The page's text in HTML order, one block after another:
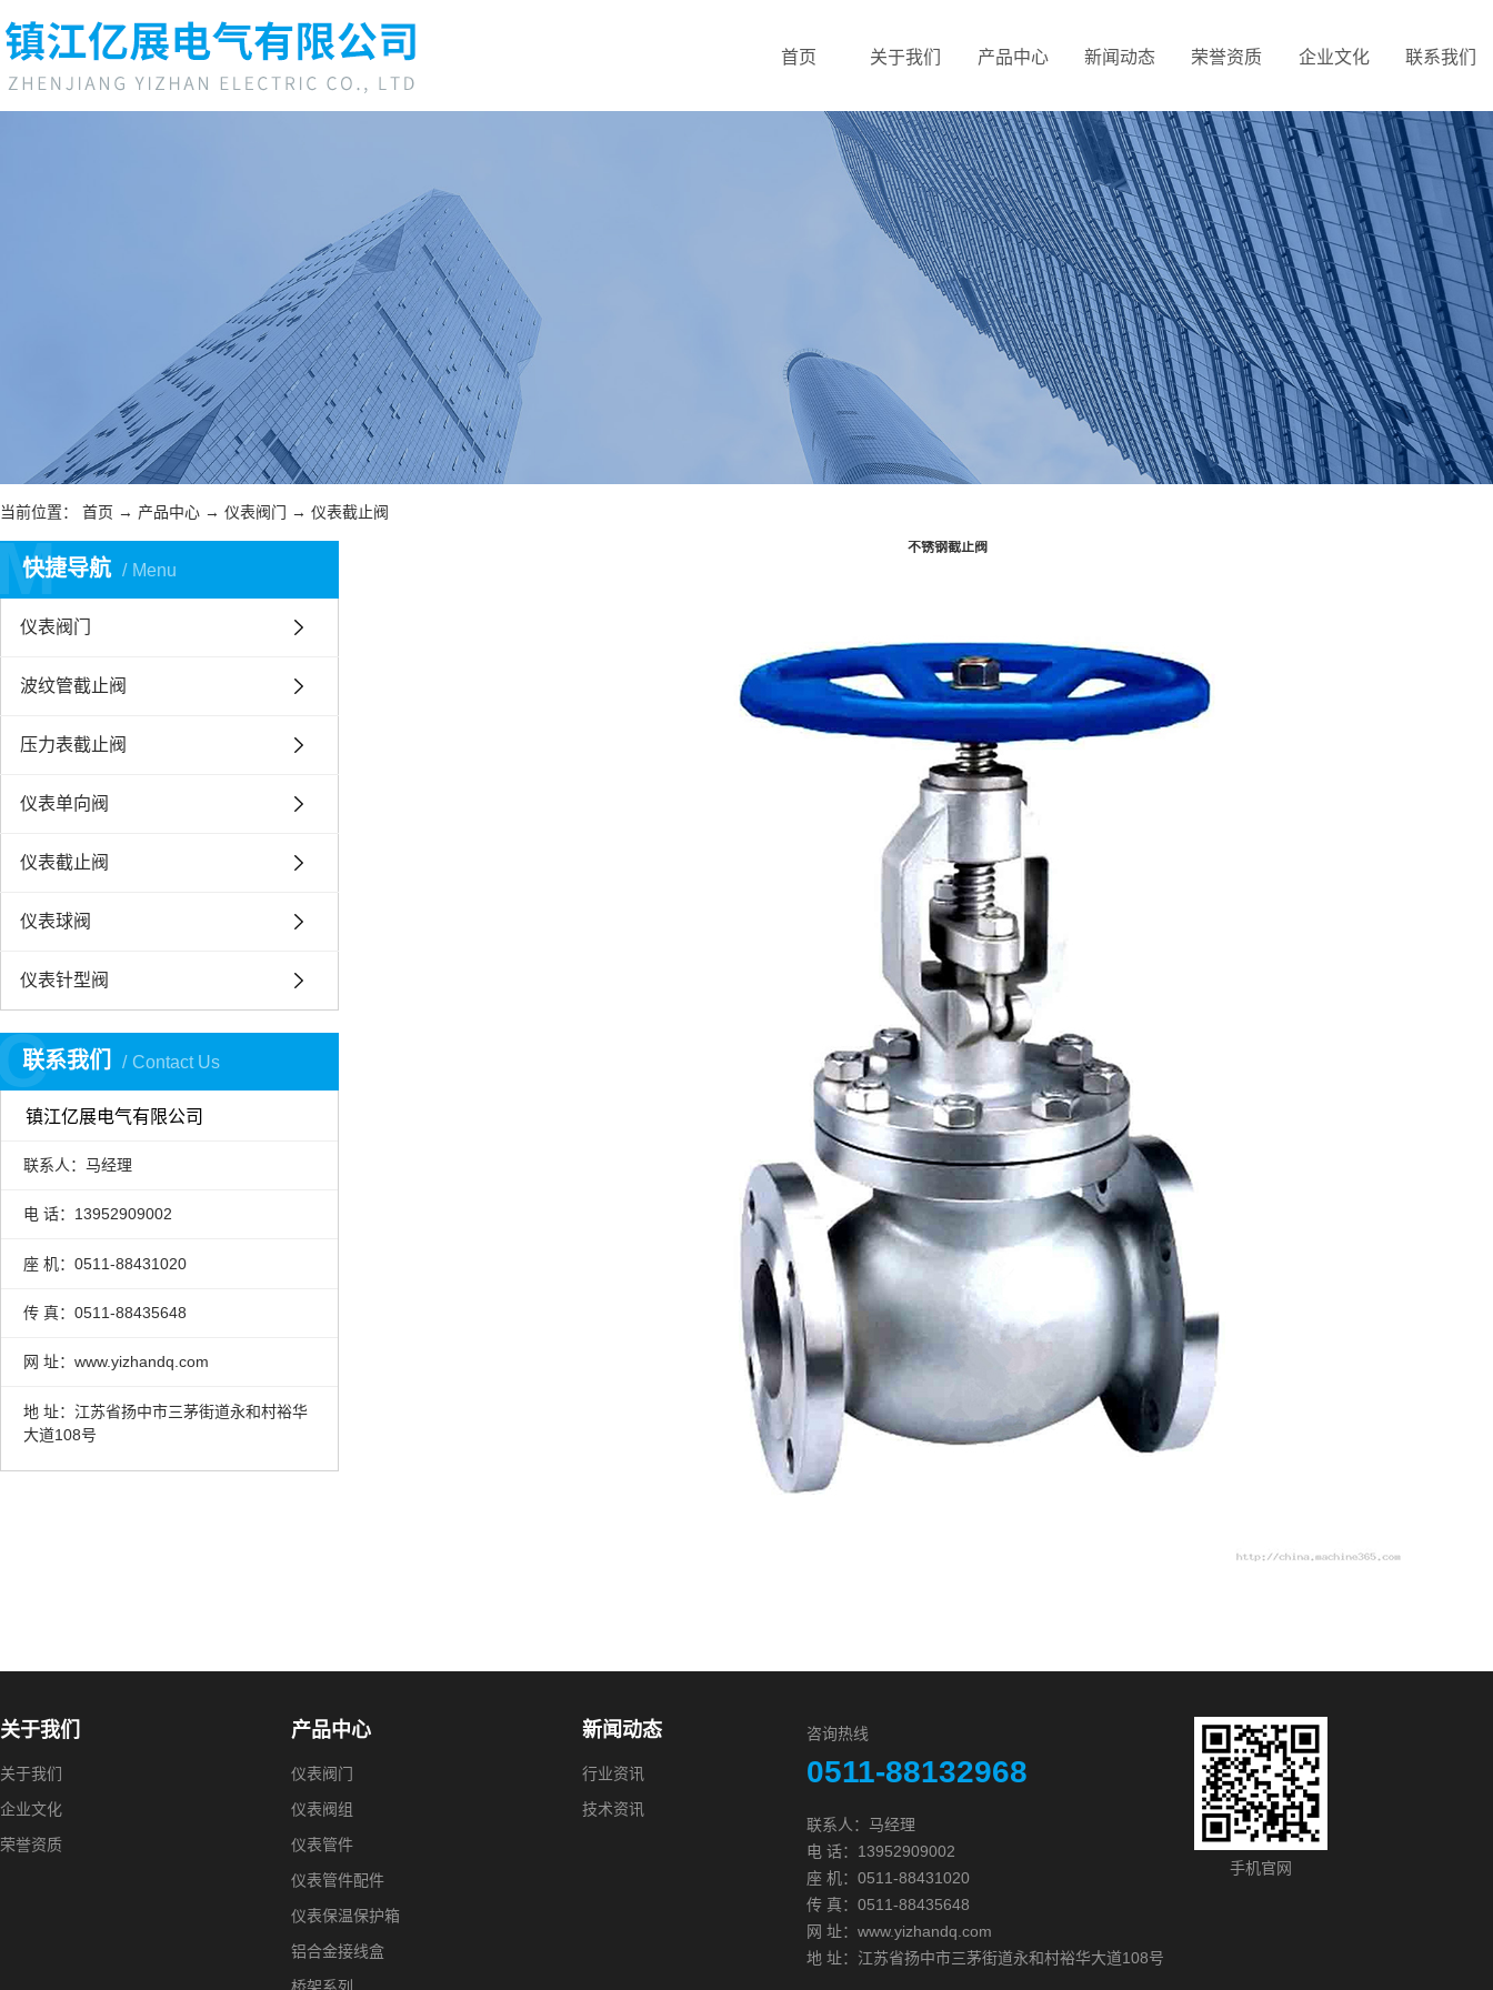
首页 关于我们 产品中心 新闻动态 荣誉资质 企业文化 联系我们
当前位置： 首页 → 产品中心 → 仪表阀门 → 仪表截止阀
快捷导航 Menu
仪表阀门
波纹管截止阀
压力表截止阀
仪表单向阀
仪表截止阀
仪表球阀
仪表针型阀
联系我们 Contact Us
镇江亿展电气有限公司
联系人：马经理
电 话：13952909002
座 机：0511-88431020
传 真：0511-88435648
网 址：www.yizhandq.com
地 址：江苏省扬中市三茅街道永和村裕华
大道108号
不锈钢截止阀
关于我们
关于我们
企业文化
荣誉资质
产品中心
仪表阀门
仪表阀组
仪表管件
仪表管件配件
仪表保温保护箱
铝合金接线盒
新闻动态
行业资讯
技术资讯
咨询热线
0511-88132968
联系人：马经理
电 话：13952909002
座 机：0511-88431020
传 真：0511-88435648
网 址：www.yizhandq.com
地 址：江苏省扬中市三茅街道永和村裕华大道108号
手机官网